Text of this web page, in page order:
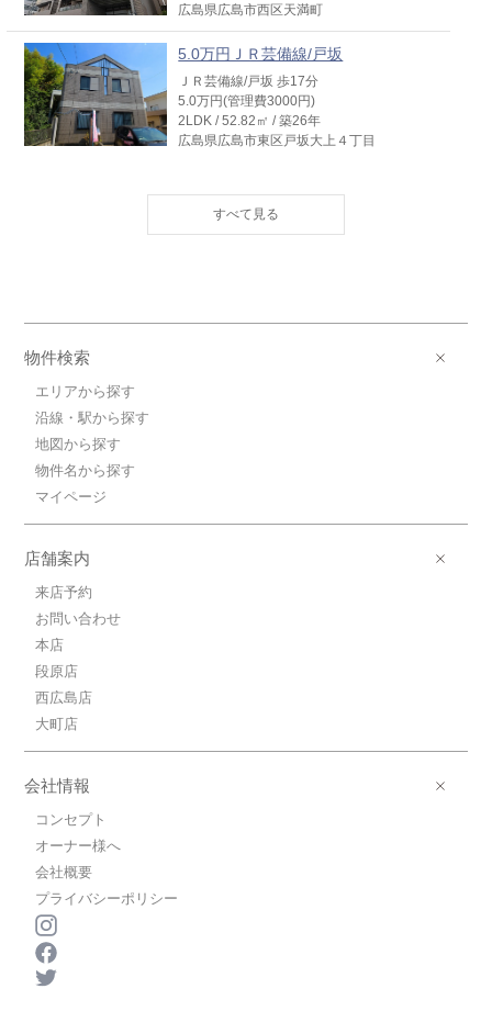
広島県広島市西区天満町
5.0万円ＪＲ芸備線/戸坂
ＪＲ芸備線/戸坂 歩17分
5.0万円(管理費3000円)
2LDK / 52.82㎡ / 築26年
広島県広島市東区戸坂大上４丁目
広島電鉄皆実線/比治山橋 歩13分
3.5万円(管理費0円)
6.0万円(管理費3000円)
物件検索
エリアから探す
沿線・駅から探す
地図から探す
物件名から探す
マイページ
店舗案内
来店予約
お問い合わせ
本店
段原店
西広島店
大町店
会社情報
コンセプト
オーナー様へ
会社概要
プライバシーポリシー